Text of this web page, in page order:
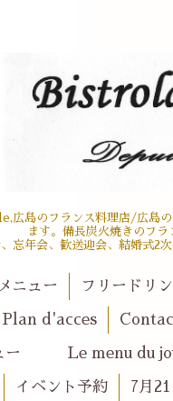
島のフランス料理店/広島
ます。備長炭火焼きのフラ
忘年会、歓送迎会、結婚式2
ニュー フリードリ
Plan d'acces
ュー Le menu du
イベント予約 7月